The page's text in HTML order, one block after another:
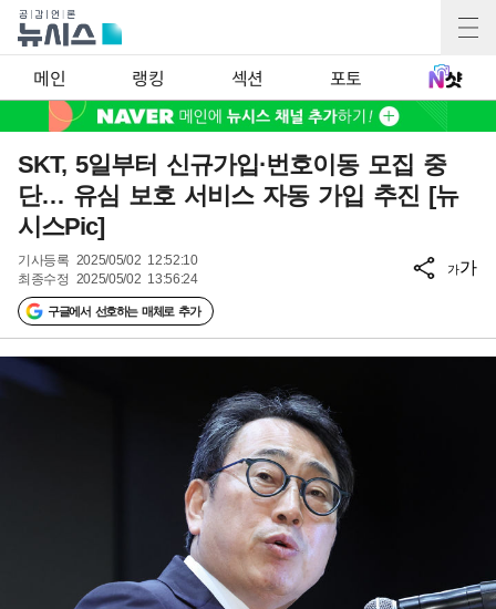
메인 랭킹 섹션 포토
SKT, 5일부터 신규가입·번호이동 모집 중
단… 유심 보호 서비스 자동 가입 추진 [뉴
시스Pic]
기사등록 2025/05/02 12:52:10
최종수정 2025/05/02 13:56:24
구글에서 선호하는 매체로 추가
가가